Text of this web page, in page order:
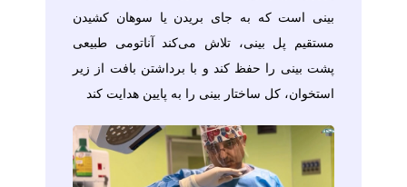
بینی است که به جای بریدن یا سوهان کشیدن
مستقیم پل بینی، تلاش می‌کند آناتومی طبیعی
پشت بینی را حفظ کند و با برداشتن بافت از زیر
استخوان، کل ساختار بینی را به پایین هدایت کند